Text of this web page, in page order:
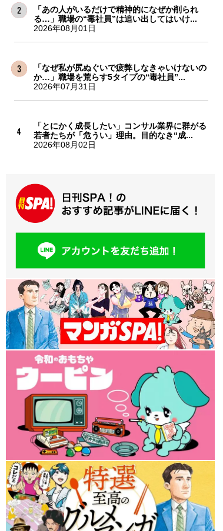
「あの人がいるだけで精神的になぜか削られ
る…」職場の“毒社員”は追い出してはいけ...
2026年08月01日
「なぜ私が尻ぬぐいで疲弊しなきゃいけないの
か…」職場を荒らす5タイプの“毒社員”...
2026年07月31日
「とにかく成長したい」コンサル業界に群がる
若者たちが「危うい」理由。目的なき“成...
2026年08月02日